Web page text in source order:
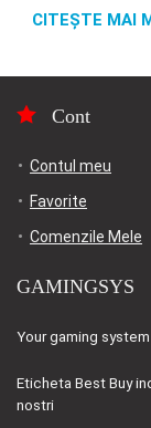
CITEȘTE MAI
Cont
Contul meu
Favorite
Comenzile Mele
GAMINGSYS
Your gaming system
Eticheta Best Buy
nostri